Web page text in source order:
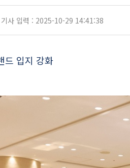
기사 입력 : 2025-10-29 14:41:38
드 입지 강화